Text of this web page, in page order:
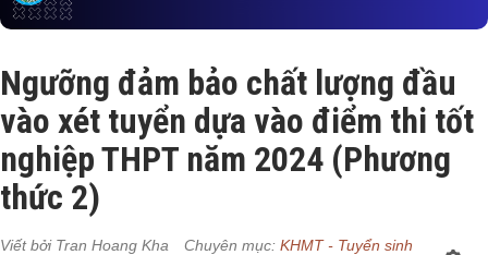
Ngưỡng đảm bảo chất lượng đầu
vào xét tuyển dựa vào điểm thi tốt
nghiệp THPT năm 2024 (Phương
thức 2)
Viết bởi Tran Hoang Kha Chuyên mục: KHMT - Tuyển sinh